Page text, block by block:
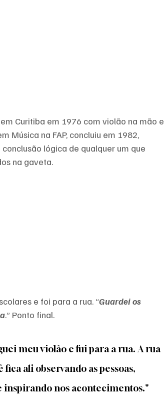
Curitiba em 1976 com violão na mão e
Música na FAP, concluiu em 1982,
lógica de qualquer um que
na gaveta.
e foi para a rua. “Guardei os
.” Ponto final.
meu violão e fui para a rua. A rua
ali observando as pessoas,
inspirando nos acontecimentos."